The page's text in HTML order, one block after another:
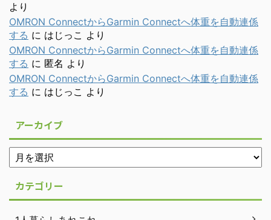
より
OMRON ConnectからGarmin Connectへ体重を自動連係
する に はじっこ より
OMRON ConnectからGarmin Connectへ体重を自動連係
する に 匿名 より
OMRON ConnectからGarmin Connectへ体重を自動連係
する に はじっこ より
アーカイブ
カテゴリー